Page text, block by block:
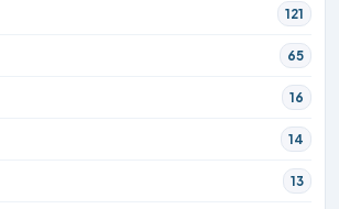
121
65
16
14
13